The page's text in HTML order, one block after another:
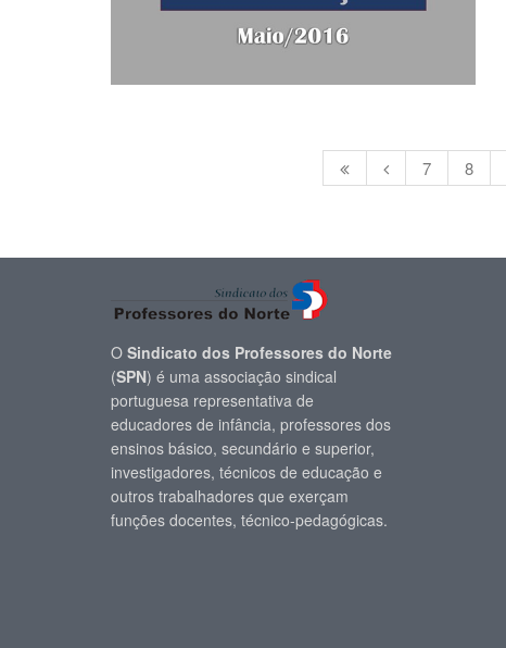
7 8
O Sindicato dos Professores do Norte
(SPN) é uma associação sindical
portuguesa representativa de
educadores de infância, professores dos
ensinos básico, secundário e superior,
investigadores, técnicos de educação e
outros trabalhadores que exerçam
funções docentes, técnico-pedagógicas.